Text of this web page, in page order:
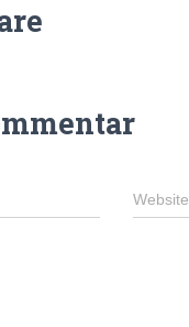
Website